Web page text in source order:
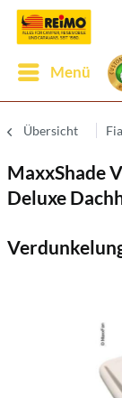
Menü
Übersicht
MaxxShade
Deluxe